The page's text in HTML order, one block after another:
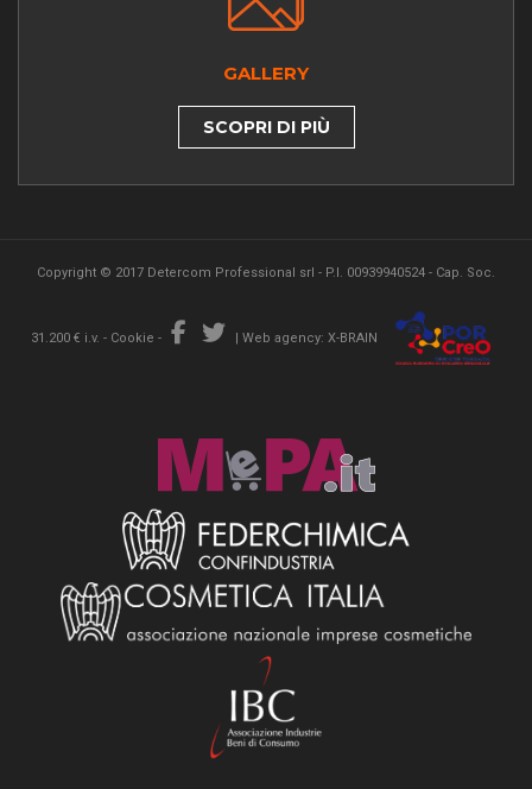
GALLERY
SCOPRI DI PIÙ
Copyright © 2017 Detercom Professional srl - P.I. 00939940524 - Cap. Soc.
31.200 € i.v. - Cookie - | Web agency: X-BRAIN